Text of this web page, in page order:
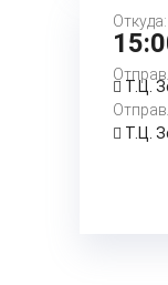
Откуда:
Т.Ц.
Т.Ц.